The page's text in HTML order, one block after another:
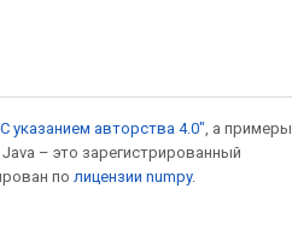
указанием авторства 4.0" , а примеры
. Java – это зарегистрированный
по лицензии numpy.